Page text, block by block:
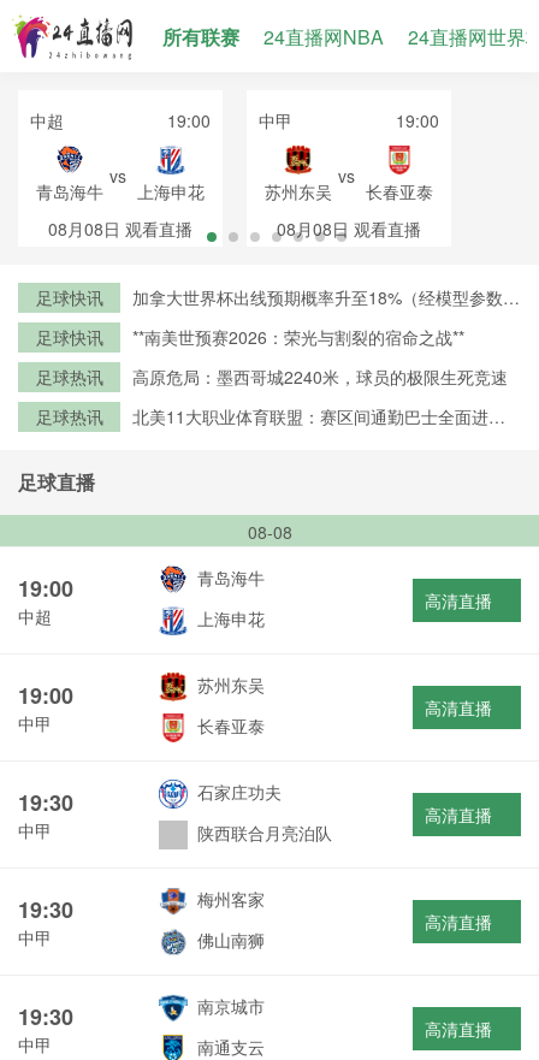
所有联赛 24直播网NBA 24直播网世界
中超 19:00
青岛海牛
vs
上海申花
08月08日 观看直播
中甲 19:00
苏州东吴
vs
长春亚泰
08月08日 观看直播
足球快讯
加拿大世界杯出线预期概率升至18%（经模型参数修
足球快讯
**南美世预赛2026：荣光与割裂的宿命之战**
足球热讯
高原危局：墨西哥城2240米，球员的极限生死竞速
足球热讯
北美11大职业体育联盟：赛区间通勤巴士全面进入
足球直播
08-08
19:00
中超
青岛海牛
上海申花
高清直播
19:00
中甲
苏州东吴
长春亚泰
高清直播
19:30
中甲
石家庄功夫
陕西联合月亮泊队
高清直播
19:30
中甲
梅州客家
佛山南狮
高清直播
19:30
中甲
南京城市
南通支云
高清直播